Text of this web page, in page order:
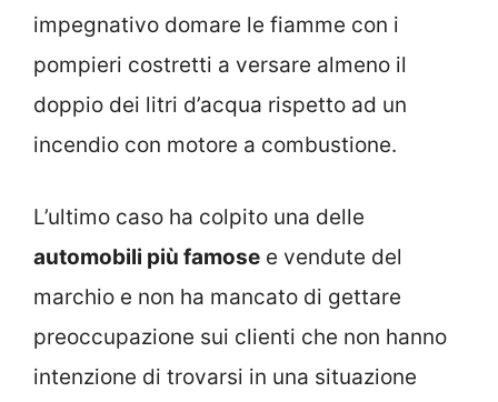
impegnativo domare le fiamme con i
pompieri costretti a versare almeno il
doppio dei litri d’acqua rispetto ad un
incendio con motore a combustione.
L’ultimo caso ha colpito una delle
automobili più famose e vendute del
marchio e non ha mancato di gettare
preoccupazione sui clienti che non hanno
intenzione di trovarsi in una situazione